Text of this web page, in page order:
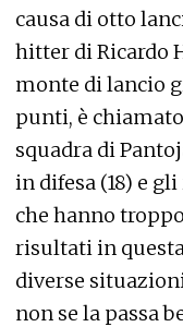
causa di otto
hitter di Ricardo
monte di lancio
punti, è
squadra di
in difesa (18) e
che hanno
risultati in
diverse
non se la passa